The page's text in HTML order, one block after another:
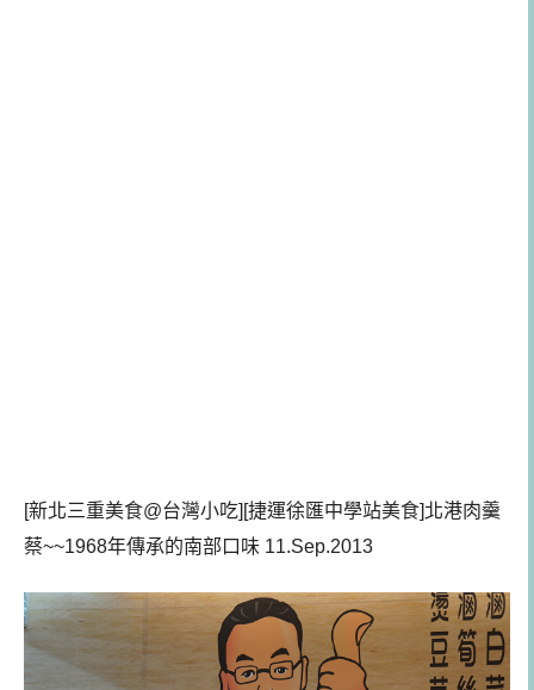
[新北三重美食@台灣小吃][捷運徐匯中學站美食]北港肉羹
蔡~~1968年傳承的南部口味 11.Sep.2013